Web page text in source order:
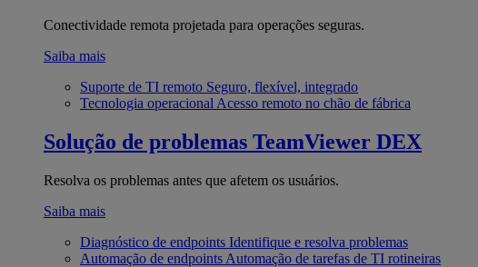
Conectividade remota projetada para operações seguras.
Saiba mais
Suporte de TI remoto Seguro, flexível, integrado
Tecnologia operacional Acesso remoto no chão de fábrica
Solução de problemas TeamViewer DEX
Resolva os problemas antes que afetem os usuários.
Saiba mais
Diagnóstico de endpoints Identifique e resolva problemas
Automação de endpoints Automação de tarefas de TI rotineiras